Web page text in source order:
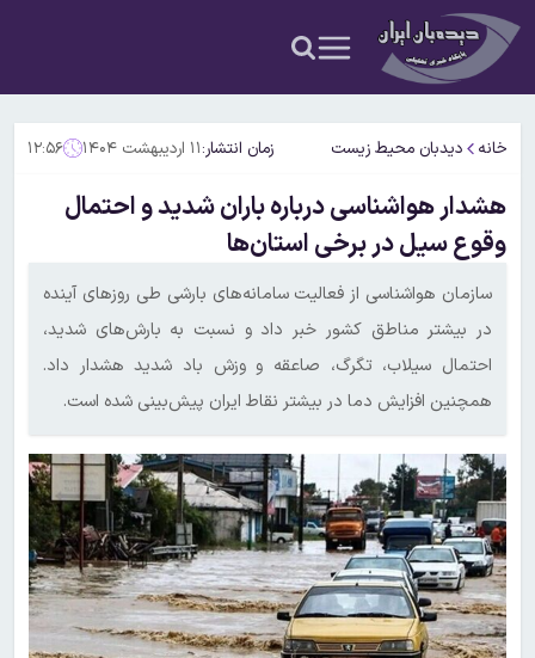
خانه دیدبان محیط زیست زمان انتشار:۱۱ اردیبهشت ۱۴۰۴ ۱۲:۵۶
هشدار هواشناسی درباره باران شدید و احتمال
وقوع سیل در برخی استان‌ها
سازمان هواشناسی از فعالیت سامانه‌های بارشی طی روزهای آینده
در بیشتر مناطق کشور خبر داد و نسبت به بارش‌های شدید،
احتمال سیلاب، تگرگ، صاعقه و وزش باد شدید هشدار داد.
همچنین افزایش دما در بیشتر نقاط ایران پیش‌بینی شده است.